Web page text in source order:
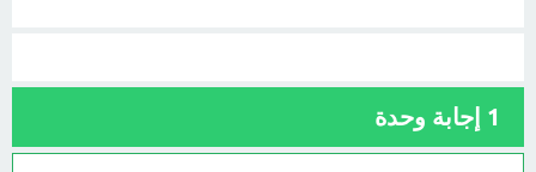
1 إجابة وحدة